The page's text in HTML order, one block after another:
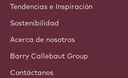
Tendencias e Inspiración
Sostenibilidad
Acerca de nosotros
Barry Callebaut Group
Contáctanos